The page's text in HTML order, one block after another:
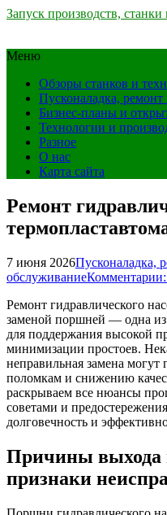
Запуск производств,
Меню
Обзоры станков и
Пусконаладка,
Бизнес-планы и
Технологии и
Разное
О нас
Карта сайта
Ремонт
7 июня 2026Пусконаладка,
обслуживание
Ремонт гидравлического
заменой поршней — одна
для поддержания высокой
минимизации простоев.
неправильная замена
поломкам и снижению
раскрываем все нюансы
советами и
долговечность и
Причины выхода
признаки